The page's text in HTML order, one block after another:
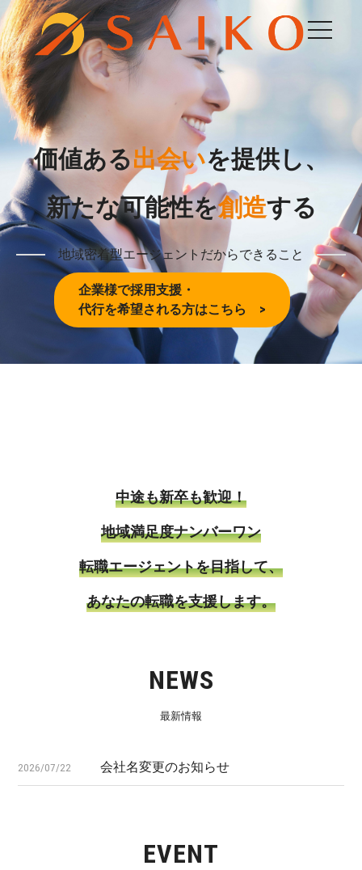
価値ある出会いを提供し、
新たな可能性を創造する
地域密着型エージェントだからできること
企業様で採用支援・
代行を希望される方はこちら >
中途も新卒も歓迎！
地域満足度ナンバーワン
転職エージェントを目指して、
あなたの転職を支援します。
NEWS
最新情報
2026/07/22 会社名変更のお知らせ
EVENT